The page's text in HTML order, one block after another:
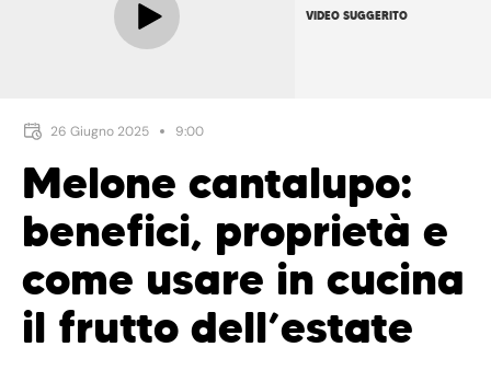
VIDEO SUGGERITO
26 Giugno 2025 9:00
Melone cantalupo:
benefici, proprietà e
come usare in cucina
il frutto dell’estate